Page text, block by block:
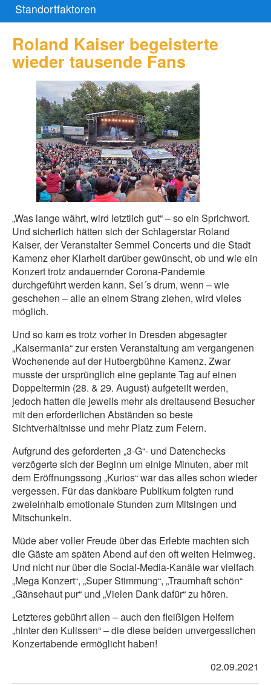
Standortfaktoren
Roland Kaiser begeisterte
wieder tausende Fans
„Was lange währt, wird letztlich gut“ – so ein Sprichwort.
Und sicherlich hätten sich der Schlagerstar Roland
Kaiser, der Veranstalter Semmel Concerts und die Stadt
Kamenz eher Klarheit darüber gewünscht, ob und wie ein
Konzert trotz andauernder Corona-Pandemie
durchgeführt werden kann. Sei´s drum, wenn – wie
geschehen – alle an einem Strang ziehen, wird vieles
möglich.
Und so kam es trotz vorher in Dresden abgesagter
„Kaisermania“ zur ersten Veranstaltung am vergangenen
Wochenende auf der Hutbergbühne Kamenz. Zwar
musste der ursprünglich eine geplante Tag auf einen
Doppeltermin (28. & 29. August) aufgeteilt werden,
jedoch hatten die jeweils mehr als dreitausend Besucher
mit den erforderlichen Abständen so beste
Sichtverhältnisse und mehr Platz zum Feiern.
Aufgrund des geforderten „3-G“- und Datenchecks
verzögerte sich der Beginn um einige Minuten, aber mit
dem Eröffnungssong „Kurios“ war das alles schon wieder
vergessen. Für das dankbare Publikum folgten rund
zweieinhalb emotionale Stunden zum Mitsingen und
Mitschunkeln.
Müde aber voller Freude über das Erlebte machten sich
die Gäste am späten Abend auf den oft weiten Heimweg.
Und nicht nur über die Social-Media-Kanäle war vielfach
„Mega Konzert“, „Super Stimmung“, „Traumhaft schön“
„Gänsehaut pur“ und „Vielen Dank dafür“ zu hören.
Letzteres gebührt allen – auch den fleißigen Helfern
„hinter den Kulissen“ – die diese beiden unvergesslichen
Konzertabende ermöglicht haben!
02.09.2021